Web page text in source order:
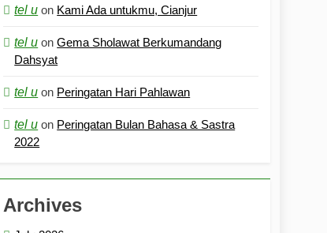
tel u on Kami Ada untukmu, Cianjur
tel u onGema Sholawat Berkumandang
Dahsyat
tel u on Peringatan Hari Pahlawan
tel u on Peringatan Bulan Bahasa & Sastra
2022
Archives